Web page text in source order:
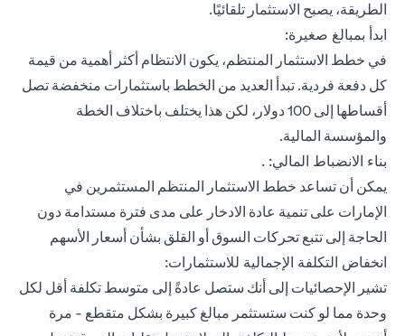
الطريقة، يصبح الاستثمار تلقائيًا.
ابدأ بمبالغ صغيرة:
في خطط الاستثمار المنتظم، يكون الانتظام أكثر أهمية من قيمة
كل دفعة فردية. تبدأ العديد من الخطط باستثمارات منخفضة تصل
أقساطها إلى 100 دولار، لكن هذا يختلف باختلاف الخطة
والمؤسسة المالية.
بناء الانضباط المالي: .
يمكن أن تساعد خطط الاستثمار المنتظم المستثمرين في
الإمارات على تنمية عادة الادخار على مدى فترة مستدامة دون
الحاجة إلى تتبع تحركات السوق أو القلق بشأن أسعار الأسهم
انخفاض التكلفة الإجمالية للاستثمارات:
تشير الإحصائيات إلى أنك ستصل عادةً إلى متوسط ​​تكلفة أقل لكل
وحدة مما لو كنت ستستثمر مبالغ كبيرة بشكل متقطع - مرة